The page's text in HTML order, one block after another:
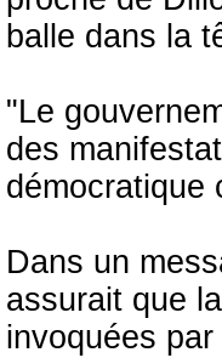
balle dans la
"Le
des
démocratique
Dans un
assurait que
invoquées